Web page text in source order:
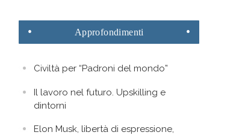
Approfondimenti
Civiltà per “Padroni del mondo”
Il lavoro nel futuro. Upskilling e
dintorni
Elon Musk, libertà di espressione,